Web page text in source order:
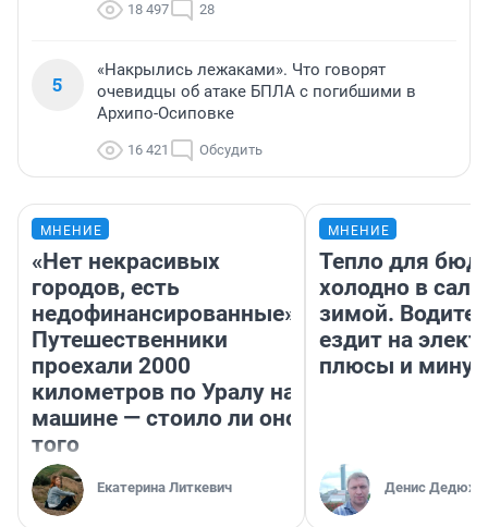
18 497 28
5
«Накрылись лежаками». Что говорят
очевидцы об атаке БПЛА с погибшими в
Архипо-Осиповке
16 421 Обсудить
МНЕНИЕ
«Нет некрасивых
городов, есть
недофинансированные».
Путешественники
проехали 2000
километров по Уралу на
машине — стоило ли оно
того
Екатерина Литкевич
МНЕНИЕ
Тепло для
холодно в
зимой.
ездит на
плюсы и
Денис